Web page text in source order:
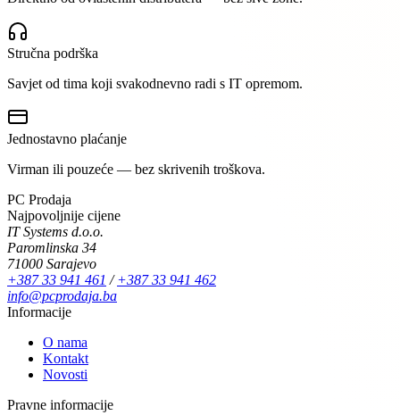
Stručna podrška
Savjet od tima koji svakodnevno radi s IT opremom.
Jednostavno plaćanje
Virman ili pouzeće — bez skrivenih troškova.
PC Prodaja
Najpovoljnije cijene
IT Systems d.o.o.
Paromlinska 34
71000 Sarajevo
+387 33 941 461 /+387 33 941 462
info@pcprodaja.ba
Informacije
O nama
Kontakt
Novosti
Pravne informacije